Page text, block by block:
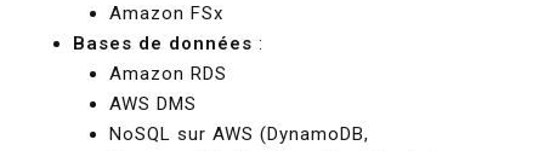
Amazon FSx
Bases de données :
Amazon RDS
AWS DMS
NoSQL sur AWS (DynamoDB,